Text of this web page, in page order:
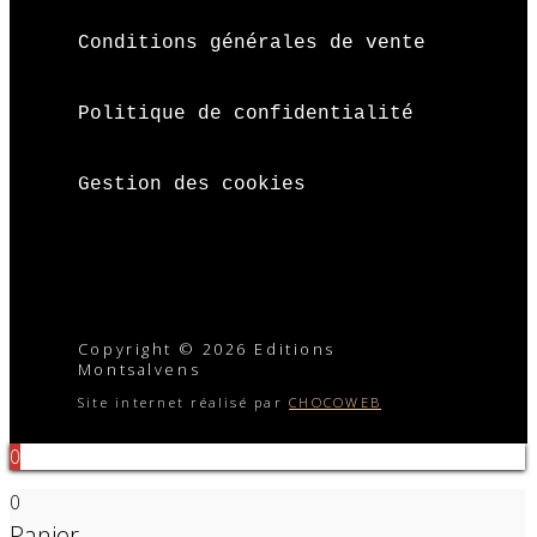
Conditions générales de vente
Politique de confidentialité
Gestion des cookies
Copyright © 2026 Editions
Montsalvens
Site internet réalisé parCHOCOWEB
0
0